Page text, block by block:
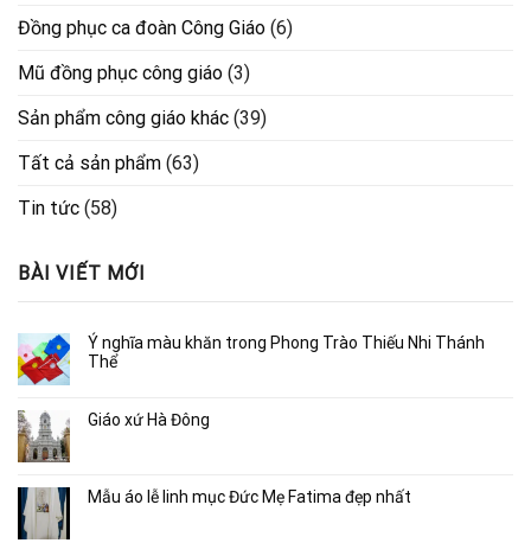
Đồng phục ca đoàn Công Giáo (6)
Mũ đồng phục công giáo (3)
Sản phẩm công giáo khác (39)
Tất cả sản phẩm (63)
Tin tức (58)
BÀI VIẾT MỚI
Ý nghĩa màu khăn trong Phong Trào Thiếu Nhi Thánh
Thể
Giáo xứ Hà Đông
Mẫu áo lễ linh mục Đức Mẹ Fatima đẹp nhất